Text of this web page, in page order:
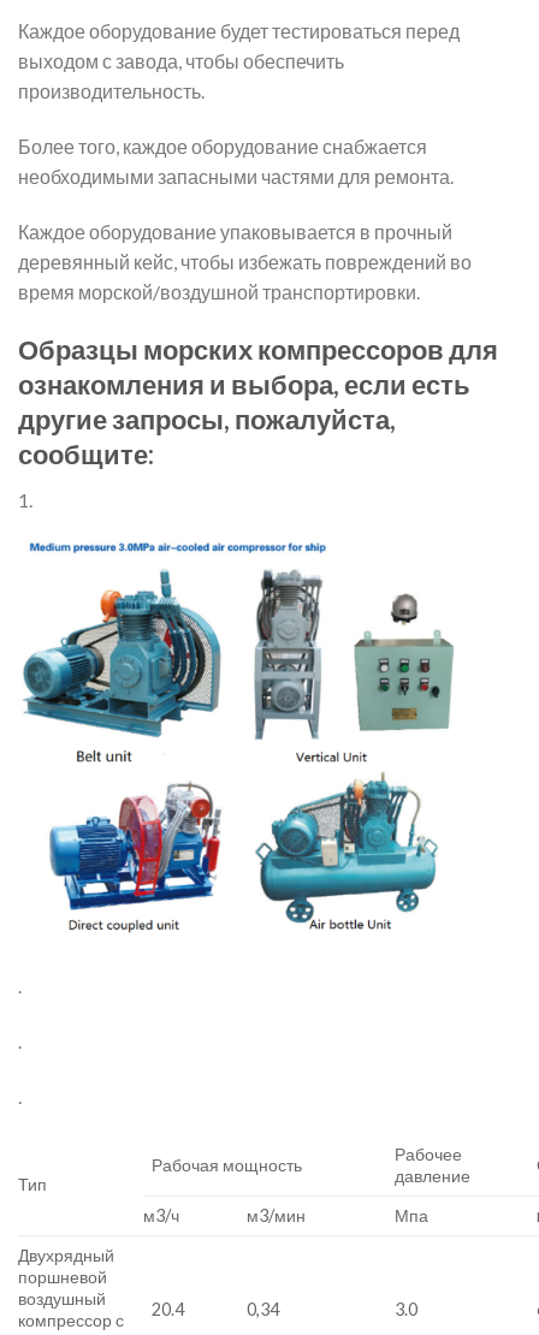
Каждое оборудование будет тестироваться перед
выходом с завода, чтобы обеспечить
производительность.
Более того, каждое оборудование снабжается
необходимыми запасными частями для ремонта.
Каждое оборудование упаковывается в прочный
деревянный кейс, чтобы избежать повреждений во
время морской/воздушной транспортировки.
Образцы морских компрессоров для
ознакомления и выбора, если есть
другие запросы, пожалуйста,
сообщите:
1.
.
.
Тип
Рабочая мощность
Рабочее
давление
м3/ч м3/мин Мпа
Двухрядный
поршневой
воздушный
компрессор с
20.4 0,34 3.0